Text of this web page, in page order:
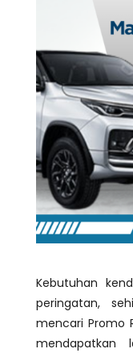
Kebutuhan
peringatan,
mencari Promo
mendapatkan